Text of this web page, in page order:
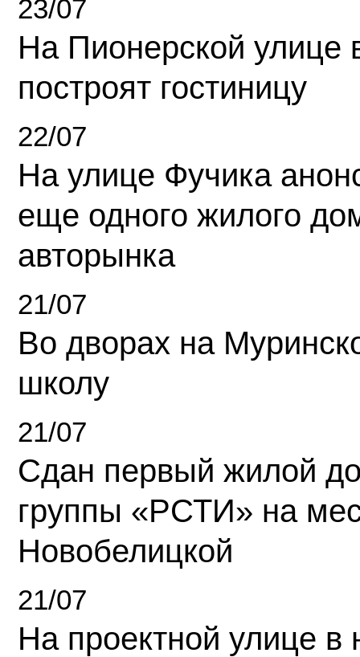
23/07
На Пионерской улице
построят гостиницу
22/07
На улице Фучика
еще одного жилого
авторынка
21/07
Во дворах на
школу
21/07
Сдан первый жилой
группы «РСТИ» на
Новобелицкой
21/07
На проектной улице